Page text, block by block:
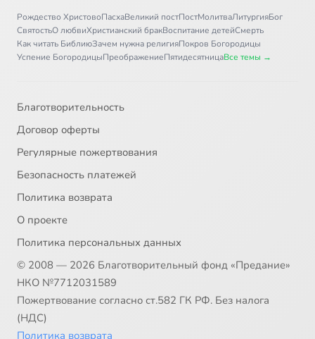
Рождество ХристовоПасхаВеликий постПостМолитваЛитургияБог
СвятостьО любвиХристианский бракВоспитание детейСмерть
Как читать БиблиюЗачем нужна религияПокров Богородицы
Успение БогородицыПреображениеПятидесятницаВсе темы →
Благотворительность
Договор оферты
Регулярные пожертвования
Безопасность платежей
Политика возврата
О проекте
Политика персональных данных
© 2008 — 2026 Благотворительный фонд «Предание»
НКО №7712031589
Пожертвование согласно ст.582 ГК РФ. Без налога
(НДС)
Политика возврата